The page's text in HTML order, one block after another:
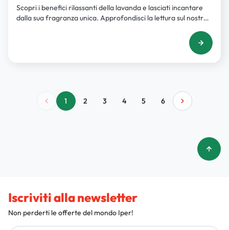
Scopri i benefici rilassanti della lavanda e lasciati incantare
dalla sua fragranza unica. Approfondisci la lettura sul nostro
1 2 3 4 5 6
Iscriviti alla newsletter
Non perderti le offerte del mondo Iper!